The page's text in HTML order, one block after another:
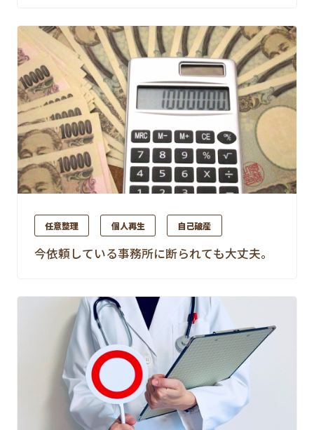
任意整理 個人再生 自己破産
今依頼している事務所に断られても大丈夫。